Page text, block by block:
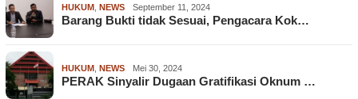
HUKUM NEWS September 11, 2024
Barang Bukti tidak Sesuai, Pengacara Kok…
HUKUM NEWS Mei 30, 2024
PERAK Sinyalir Dugaan Gratifikasi Oknum …